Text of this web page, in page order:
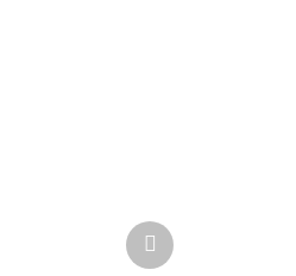
Ďalší
produkt